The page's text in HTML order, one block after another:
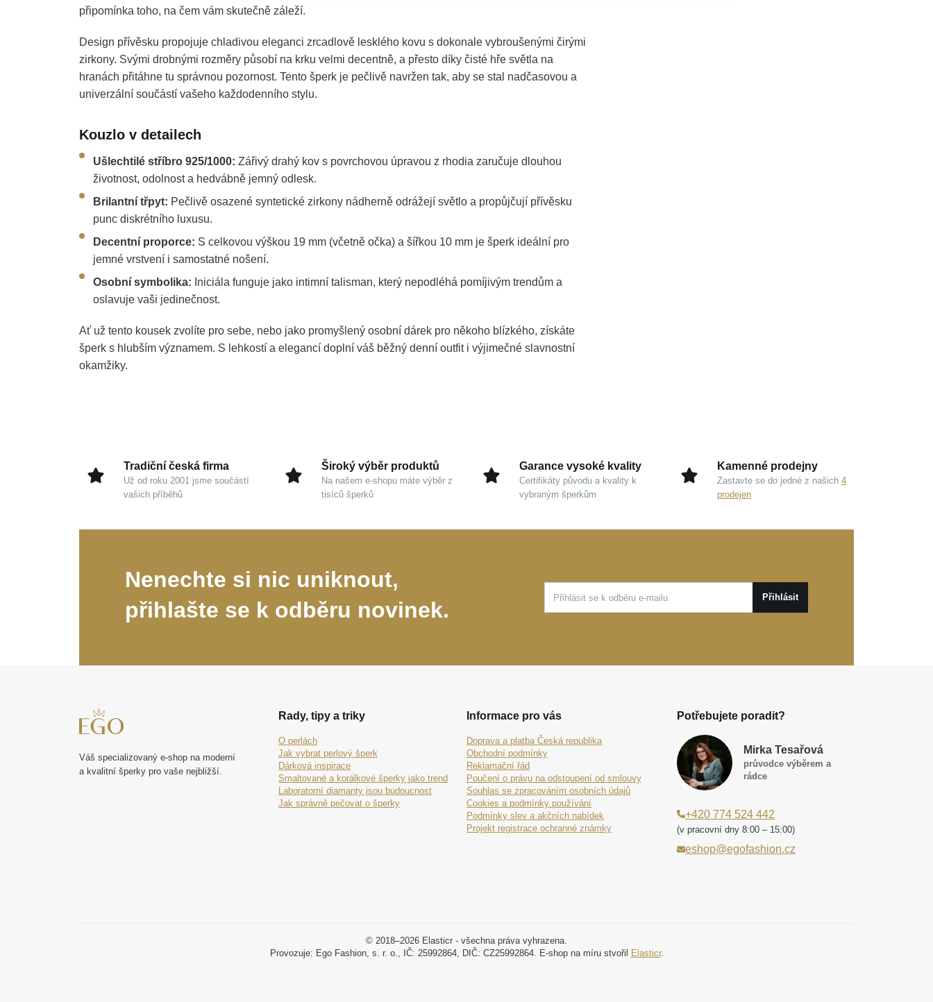
připomínka toho, na čem vám skutečně záleží.
Design přívěsku propojuje chladivou eleganci zrcadlově lesklého kovu s dokonale vybroušenými čirými
zirkony. Svými drobnými rozměry působí na krku velmi decentně, a přesto díky čisté hře světla na
hranách přitáhne tu správnou pozornost. Tento šperk je pečlivě navržen tak, aby se stal nadčasovou a
univerzální součástí vašeho každodenního stylu.
Kouzlo v detailech
Ušlechtilé stříbro 925/1000: Zářivý drahý kov s povrchovou úpravou z rhodia zaručuje dlouhou
životnost, odolnost a hedvábně jemný odlesk.
Brilantní třpyt: Pečlivě osazené syntetické zirkony nádherně odrážejí světlo a propůjčují přívěsku
punc diskrétního luxusu.
Decentní proporce: S celkovou výškou 19 mm (včetně očka) a šířkou 10 mm je šperk ideální pro
jemné vrstvení i samostatné nošení.
Osobní symbolika: Iniciála funguje jako intimní talisman, který nepodléhá pomíjivým trendům a
oslavuje vaši jedinečnost.
Ať už tento kousek zvolíte pro sebe, nebo jako promyšlený osobní dárek pro někoho blízkého, získáte
šperk s hlubším významem. S lehkostí a elegancí doplní váš běžný denní outfit i výjimečné slavnostní
okamžiky.
Tradiční česká firma
Už od roku 2001 jsme součástí
vašich příběhů
Široký výběr produktů
Na našem e-shopu máte výběr z
tisíců šperků
Garance vysoké kvality
Certifikáty původu a kvality k
vybraným šperkům
Kamenné prodejny
Zastavte se do jedné z našich 4
prodejen
Nenechte si nic uniknout,
přihlašte se k odběru novinek.
Přihlásit
Váš specializovaný e-shop na moderní
a kvalitní šperky pro vaše nejbližší.
Rady, tipy a triky
O perlách
Jak vybrat perlový šperk
Dárková inspirace
Smaltované a korálkové šperky jako trend
Laboratorní diamanty jsou budoucnost
Jak správně pečovat o šperky
Informace pro vás
Doprava a platba Česká republika
Obchodní podmínky
Reklamační řád
Poučení o právu na odstoupení od smlouvy
Souhlas se zpracováním osobních údajů
Cookies a podmínky používání
Podmínky slev a akčních nabídek
Projekt registrace ochranné známky
Potřebujete poradit?
Mirka Tesařová
průvodce výběrem a
rádce
+420 774 524 442
(v pracovní dny 8:00 – 15:00)
eshop@egofashion.cz
© 2018–2026 Elasticr - všechna práva vyhrazena.
Provozuje: Ego Fashion, s. r. o., IČ: 25992864, DIČ: CZ25992864. E-shop na míru stvořil
Elasticr.